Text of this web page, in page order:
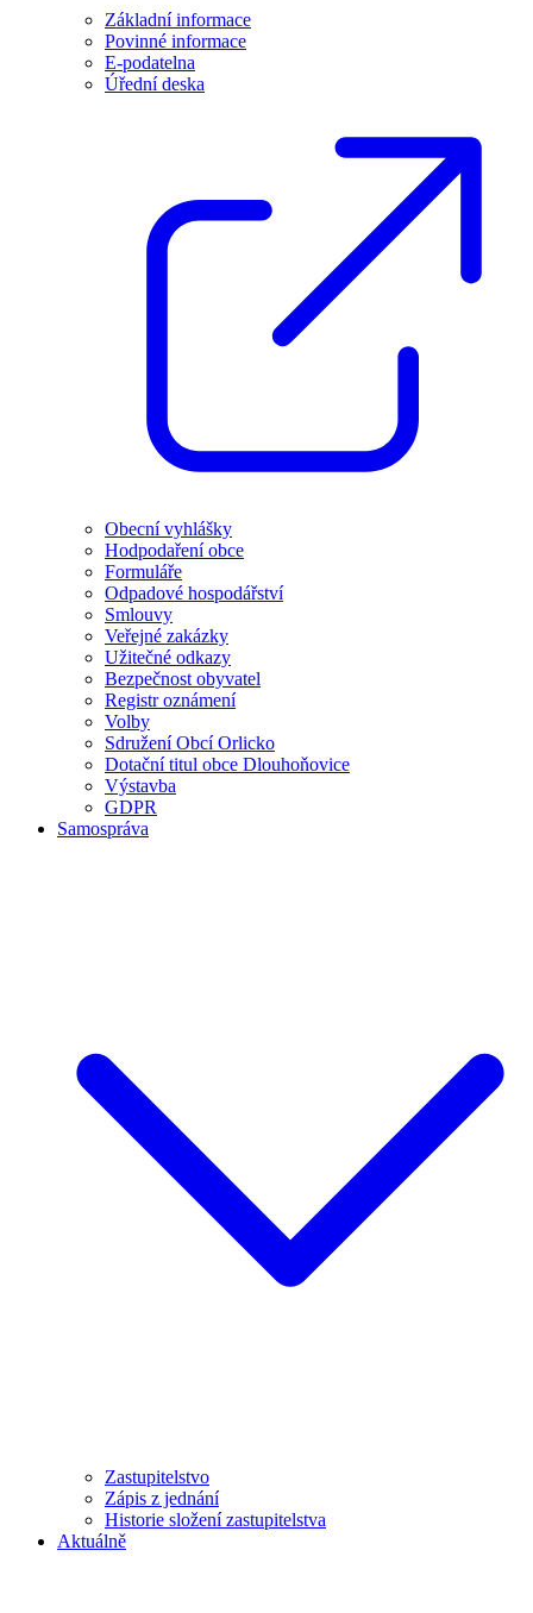
Základní informace
Povinné informace
E-podatelna
Úřední deska
Obecní vyhlášky
Hodpodaření obce
Formuláře
Odpadové hospodářství
Smlouvy
Veřejné zakázky
Užitečné odkazy
Bezpečnost obyvatel
Registr oznámení
Volby
Sdružení Obcí Orlicko
Dotační titul obce Dlouhoňovice
Výstavba
GDPR
Samospráva
Zastupitelstvo
Zápis z jednání
Historie složení zastupitelstva
Aktuálně